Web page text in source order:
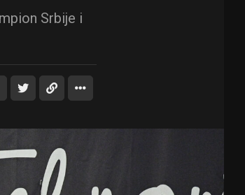
Srbije i